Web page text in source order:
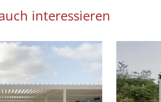
interessieren